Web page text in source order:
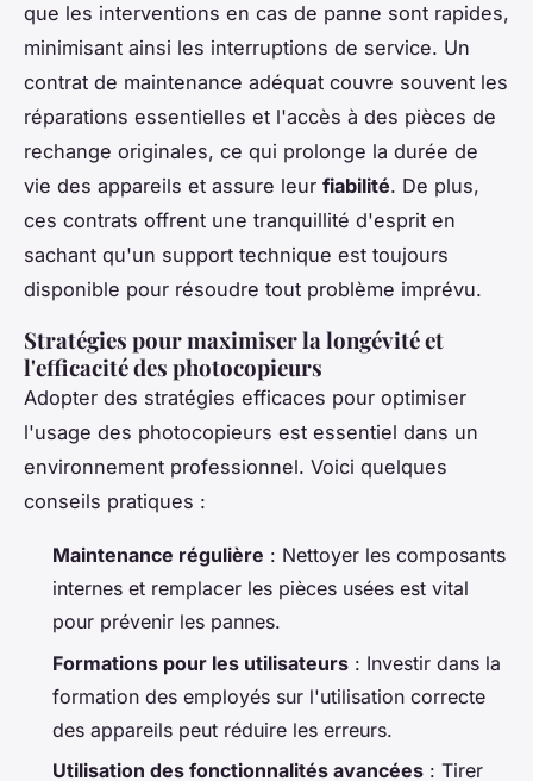
que les interventions en cas de panne sont rapides,
minimisant ainsi les interruptions de service. Un
contrat de maintenance adéquat couvre souvent les
réparations essentielles et l'accès à des pièces de
rechange originales, ce qui prolonge la durée de
vie des appareils et assure leur fiabilité. De plus,
ces contrats offrent une tranquillité d'esprit en
sachant qu'un support technique est toujours
disponible pour résoudre tout problème imprévu.
Stratégies pour maximiser la longévité et
l'efficacité des photocopieurs
Adopter des stratégies efficaces pour optimiser
l'usage des photocopieurs est essentiel dans un
environnement professionnel. Voici quelques
conseils pratiques :
Maintenance régulière : Nettoyer les composants
internes et remplacer les pièces usées est vital
pour prévenir les pannes.
Formations pour les utilisateurs : Investir dans la
formation des employés sur l'utilisation correcte
des appareils peut réduire les erreurs.
Utilisation des fonctionnalités avancées : Tirer